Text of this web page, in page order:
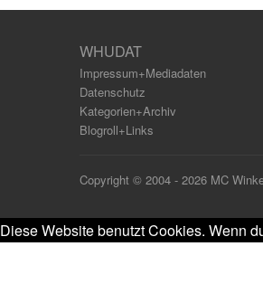
WHUDAT
Impressum+Mediadaten
Datenschutz
Kategorien+Archiv
Blogroll+Links
Copyright © 2004 - 2026 MC
Diese Website benutzt Cookies. Wenn